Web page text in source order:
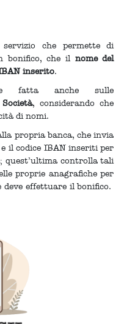
che permette di
bonifico, che il nome del
inserito.
fatta anche sulle
, considerando che
di nomi.
propria banca, che invia
il codice IBAN inseriti per
quest’ultima controlla tali
proprie anagrafiche per
effettuare il bonifico.